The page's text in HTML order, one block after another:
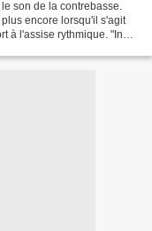
son de la contrebasse.
encore lorsqu'il s'agit
à l'assise rythmique. "In